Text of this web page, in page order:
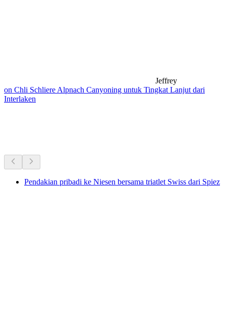
Jeffrey
on Chli Schliere Alpnach Canyoning untuk Tingkat Lanjut dari
Interlaken
Pendakian pribadi ke Niesen bersama triatlet Swiss dari Spiez